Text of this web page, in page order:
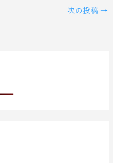
次の投稿 →